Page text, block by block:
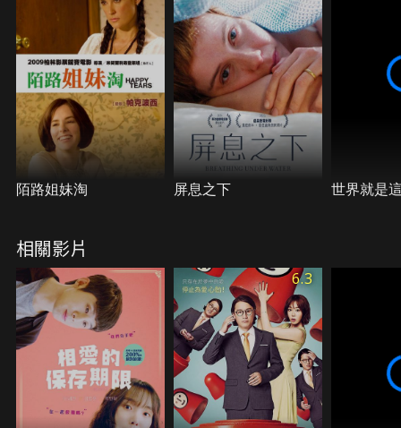
「馬奎斯」身分私下回答她，並探詢出問題的癥
結…。他不僅意外得知許多秘密，更驚覺想挽回這段
愛情、竟是如此艱難，尤其當他發現柔依正漸漸愛上
「馬奎斯」。
陌路姐妹淘 屏息之下 世界就是
相關影片
6.3